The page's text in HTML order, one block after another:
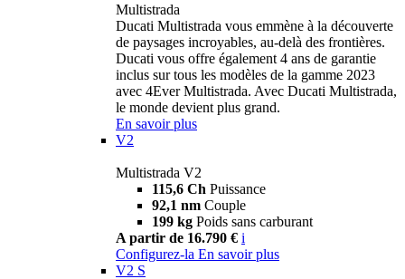
Multistrada
Ducati Multistrada vous emmène à la découverte
de paysages incroyables, au-delà des frontières.
Ducati vous offre également 4 ans de garantie
inclus sur tous les modèles de la gamme 2023
avec 4Ever Multistrada. Avec Ducati Multistrada,
le monde devient plus grand.
En savoir plus
V2
Multistrada V2
115,6 Ch Puissance
92,1 nm Couple
199 kg Poids sans carburant
A partir de 16.790 € i
Configurez-la En savoir plus
V2 S